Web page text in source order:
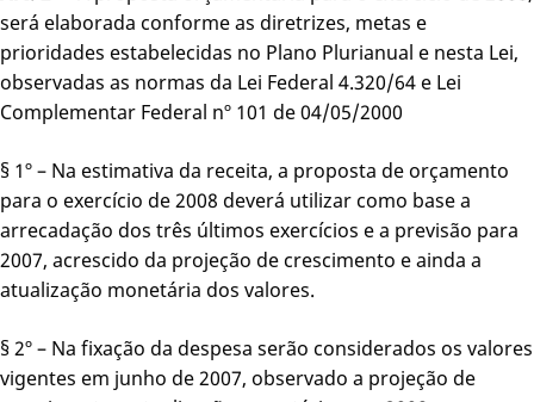
será elaborada conforme as diretrizes, metas e
prioridades estabelecidas no Plano Plurianual e nesta Lei,
observadas as normas da Lei Federal 4.320/64 e Lei
Complementar Federal nº 101 de 04/05/2000
§ 1º – Na estimativa da receita, a proposta de orçamento
para o exercício de 2008 deverá utilizar como base a
arrecadação dos três últimos exercícios e a previsão para
2007, acrescido da projeção de crescimento e ainda a
atualização monetária dos valores.
§ 2º – Na fixação da despesa serão considerados os valores
vigentes em junho de 2007, observado a projeção de